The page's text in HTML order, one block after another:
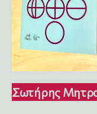
Σωτήρης